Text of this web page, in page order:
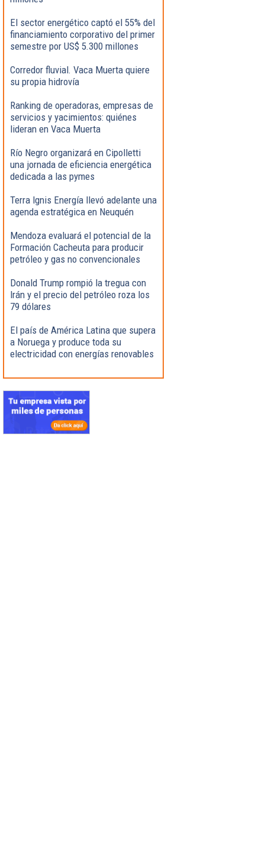
El sector energético captó el 55% del
financiamiento corporativo del primer
semestre por US$ 5.300 millones
Corredor fluvial. Vaca Muerta quiere
su propia hidrovía
Ranking de operadoras, empresas de
servicios y yacimientos: quiénes
lideran en Vaca Muerta
Río Negro organizará en Cipolletti
una jornada de eficiencia energética
dedicada a las pymes
Terra Ignis Energía llevó adelante una
agenda estratégica en Neuquén
Mendoza evaluará el potencial de la
Formación Cacheuta para producir
petróleo y gas no convencionales
Donald Trump rompió la tregua con
Irán y el precio del petróleo roza los
79 dólares
El país de América Latina que supera
a Noruega y produce toda su
electricidad con energías renovables